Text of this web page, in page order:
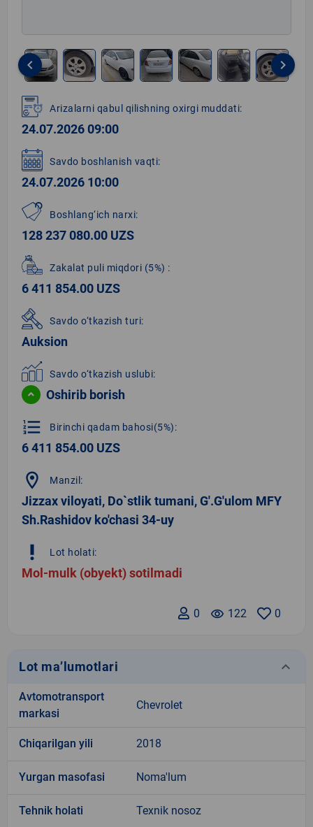
1
of
13
keyboard_arrow_left keyboard_arrow_right
Arizalarni qabul qilishning oxirgi muddati:
24.07.2026 09:00
Savdo boshlanish vaqti:
24.07.2026 10:00
Boshlang‘ich narxi:
128 237 080.00 UZS
Zakalat puli miqdori (5%) :
6 411 854.00 UZS
Savdo o‘tkazish turi:
Auksion
Savdo o‘tkazish uslubi:
Oshirib borish
format_list_numbered Birinchi qadam bahosi(5%):
6 411 854.00 UZS
location_on Manzil:
Jizzax viloyati, Do`stlik tumani, G'.G'ulom MFY
Sh.Rashidov ko'chasi 34-uy
priority_high Lot holati:
Mol-mulk (obyekt) sotilmadi
0
remove_red_eye 122
0
Lot ma’lumotlari keyboard_arrow_down
Avtomotransport
markasi
Chevrolet
Chiqarilgan yili 2018
Yurgan masofasi Noma'lum
Tehnik holati Texnik nosoz